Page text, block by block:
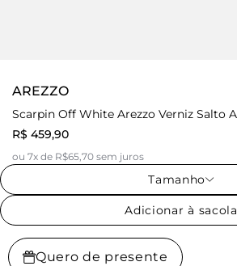
AREZZO
R$ 459,90
ou 7x de R$65,70 sem juros
Tamanho
Adicionar à sacola
Quero de presente